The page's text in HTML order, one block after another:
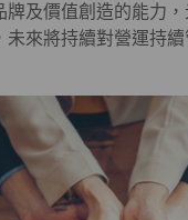
及價值創造的能力
來將持續對營運持